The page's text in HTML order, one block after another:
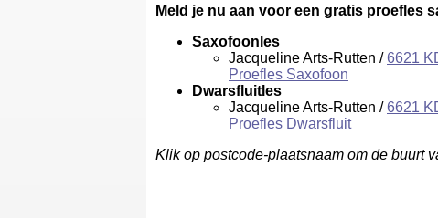
Meld je nu aan voor een gratis proefles
Saxofoonles
Jacqueline Arts-Rutten /6621
Proefles Saxofoon
Dwarsfluitles
Jacqueline Arts-Rutten /6621
Proefles Dwarsfluit
Klik op postcode-plaatsnaam om de buurt